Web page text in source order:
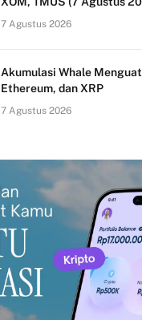
7 Agustus 2026
Akumulasi Whale
Ethereum, dan XRP
7 Agustus 2026